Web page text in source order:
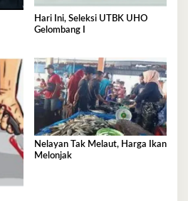
Hari Ini, Seleksi UTBK UHO
Gelombang I
Nelayan Tak Melaut, Harga Ikan
Melonjak